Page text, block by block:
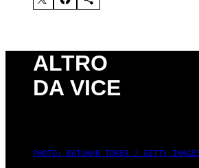
ALTRO
DA VICE
PHOTO: BATUHAN TOKER / GETTY